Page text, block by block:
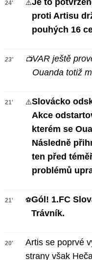
24' ⚠️Je to
proti Artisu
pouhých 16
23' 📺VAR ještě
Ouanda totiž
21' ⚠️Slovácko
Akce
kterém se
Následně
ten před
problémů
21' ⚽Gól! 1.FC
Trávník.
20'
Artis se poprvé
strany však